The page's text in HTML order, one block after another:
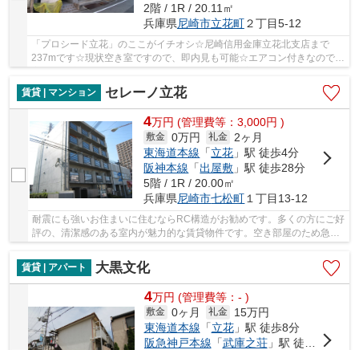
2階 / 1R / 20.11㎡
兵庫県尼崎市立花町２丁目5-12
「プロシード立花」のここがイチオシ☆尼崎信用金庫立花北支店まで
237mです☆現状空き室ですので、即内見も可能☆エアコン付きなので、
室内の温度調整が簡単です☆尼崎市は住環境が充実し...
賃貸 | マンション
セレーノ立花
4万円 (管理費等：3,000円 )
敷金 0万円 礼金
2ヶ月
東海道本線 「立花 」駅 徒歩4分
阪神本線 「出屋敷 」駅 徒歩28分
5階 / 1R / 20.00㎡
兵庫県尼崎市七松町 １丁目13-12
耐震にも強いお住まいに住むならRC構造がお勧めです。多くの方にご好
評の、清潔感のある室内が魅力的な賃貸物件です。空き部屋のため急な
お引越しでも大丈夫。木のぬくもりを感じるこ...
賃貸 | アパート
大黒文化
4万円 (管理費等：- )
敷金 0ヶ月 礼金
15万円
東海道本線 「立花」駅 徒歩8分
阪急神戸本線 「武庫之荘」駅 徒歩30分